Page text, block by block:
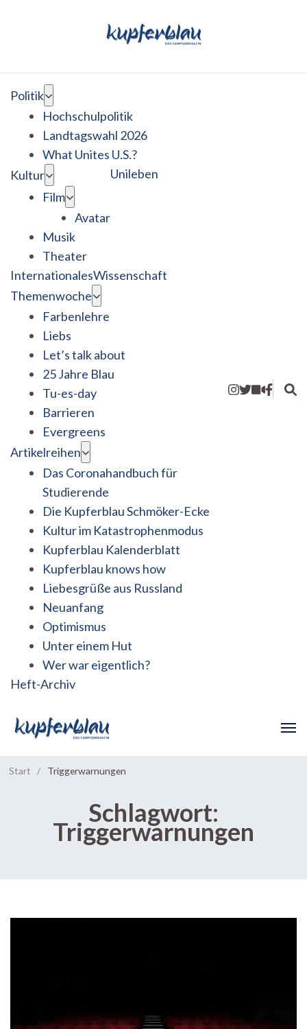
Politik
Hochschulpolitik
Landtagswahl 2026
What Unites U.S.?
Kultur
Film
Avatar
Musik
Theater
Unileben
InternationalesWissenschaft
Themenwoche
Farbenlehre
Liebs
Let’s talk about
25 Jahre Blau
Tu-es-day
Barrieren
Evergreens
Artikelreihen
Das Coronahandbuch für
Studierende
Die Kupferblau Schmöker-Ecke
Kultur im Katastrophenmodus
Kupferblau Kalenderblatt
Kupferblau knows how
Liebesgrüße aus Russland
Neuanfang
Optimismus
Unter einem Hut
Wer war eigentlich?
Heft-Archiv
Start / Triggerwarnungen
Schlagwort:
Triggerwarnungen